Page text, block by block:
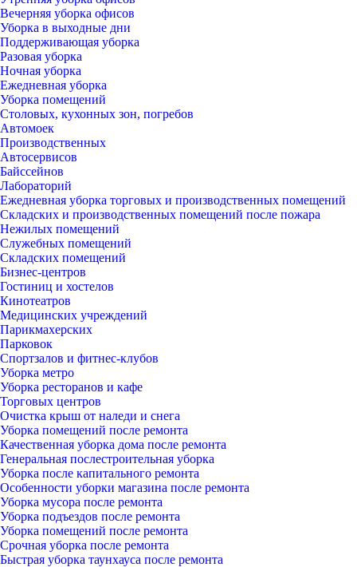
Вечерняя уборка офисов
Уборка в выходные дни
Поддерживающая уборка
Разовая уборка
Ночная уборка
Ежедневная уборка
Уборка помещений
Столовых, кухонных зон, погребов
Автомоек
Производственных
Автосервисов
Байссейнов
Лабораторий
Ежедневная уборка торговых и производственных помещений
Складских и производственных помещений после пожара
Нежилых помещений
Служебных помещений
Складских помещений
Бизнес-центров
Гостиниц и хостелов
Кинотеатров
Медицинских учреждений
Парикмахерских
Парковок
Спортзалов и фитнес-клубов
Уборка метро
Уборка ресторанов и кафе
Торговых центров
Очистка крыш от наледи и снега
Уборка помещений после ремонта
Качественная уборка дома после ремонта
Генеральная послестроительная уборка
Уборка после капитального ремонта
Особенности уборки магазина после ремонта
Уборка мусора после ремонта
Уборка подъездов после ремонта
Уборка помещений после ремонта
Срочная уборка после ремонта
Быстрая уборка таунхауса после ремонта